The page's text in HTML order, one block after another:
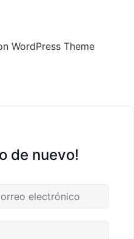
WordPress Theme
de nuevo!